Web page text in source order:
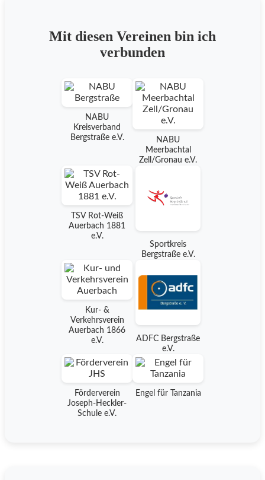
Mit diesen Vereinen bin ich
verbunden
NABU
Kreisverband
Bergstraße e.V.
NABU
Meerbachtal
Zell/Gronau e.V.
TSV Rot-Weiß
Auerbach 1881
e.V.
Sportkreis
Bergstraße e.V.
Kur- &
Verkehrsverein
Auerbach 1866
e.V.
ADFC Bergstraße
e.V.
Förderverein
Joseph-Heckler-
Schule e.V.
Engel für Tanzania